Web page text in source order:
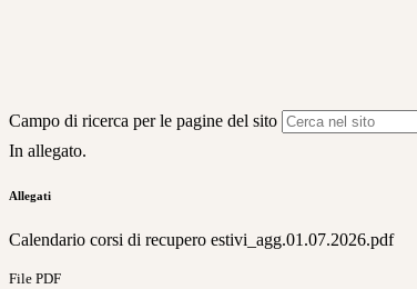
Campo di ricerca per le pagine del sito
In allegato.
Allegati
Calendario corsi di recupero estivi_agg.01.07.2026.pdf
File PDF